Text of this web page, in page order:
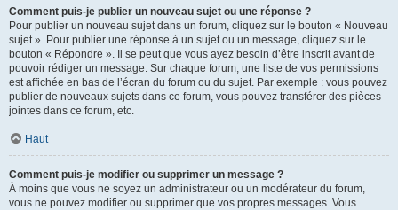
Comment puis-je publier un nouveau sujet ou une réponse ?
Pour publier un nouveau sujet dans un forum, cliquez sur le bouton « Nouveau
sujet ». Pour publier une réponse à un sujet ou un message, cliquez sur le
bouton « Répondre ». Il se peut que vous ayez besoin d’être inscrit avant de
pouvoir rédiger un message. Sur chaque forum, une liste de vos permissions
est affichée en bas de l’écran du forum ou du sujet. Par exemple : vous pouvez
publier de nouveaux sujets dans ce forum, vous pouvez transférer des pièces
jointes dans ce forum, etc.
Haut
Comment puis-je modifier ou supprimer un message ?
À moins que vous ne soyez un administrateur ou un modérateur du forum,
vous ne pouvez modifier ou supprimer que vos propres messages. Vous